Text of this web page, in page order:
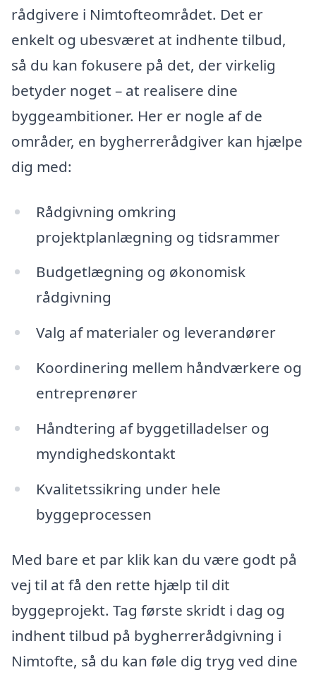
rådgivere i Nimtofteområdet. Det er
enkelt og ubesværet at indhente tilbud,
så du kan fokusere på det, der virkelig
betyder noget – at realisere dine
byggeambitioner. Her er nogle af de
områder, en bygherrerådgiver kan hjælpe
dig med:
Rådgivning omkring
projektplanlægning og tidsrammer
Budgetlægning og økonomisk
rådgivning
Valg af materialer og leverandører
Koordinering mellem håndværkere og
entreprenører
Håndtering af byggetilladelser og
myndighedskontakt
Kvalitetssikring under hele
byggeprocessen
Med bare et par klik kan du være godt på
vej til at få den rette hjælp til dit
byggeprojekt. Tag første skridt i dag og
indhent tilbud på bygherrerådgivning i
Nimtofte, så du kan føle dig tryg ved dine